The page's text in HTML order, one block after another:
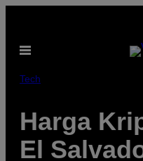
content
Open
Tech
Harga
El